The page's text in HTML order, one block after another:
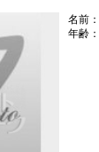
名前
年齢